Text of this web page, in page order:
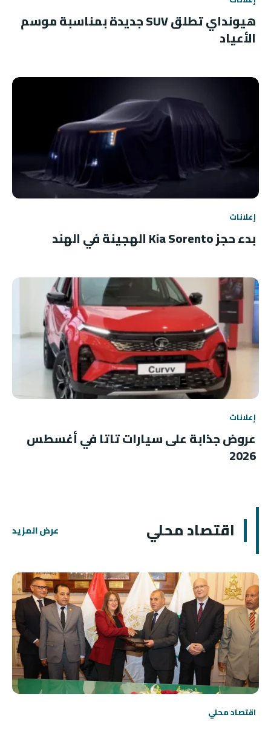
هيونداي تطلق SUV جديدة بمناسبة موسم
الأعياد
إعلانات
بدء حجز Kia Sorento الهجينة في الهند
إعلانات
عروض جذابة على سيارات تاتا في أغسطس
2026
اقتصاد محلي عرض المزيد
اقتصاد محلي